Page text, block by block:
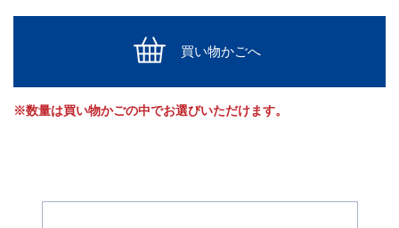
買い物かごへ
※数量は買い物かごの中でお選びいただけます。